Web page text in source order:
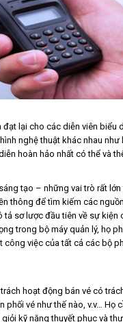
lại cho các diễn viên biểu
nghệ thuật khác nhau như
hoàn hảo nhất có thể và
tạo – những vai trò rất
thông để tìm kiếm các
sơ lược đầu tiên về sự kiện
trong bộ máy quản lý, họ
việc của tất cả các bộ
hoạt động bán vé có
vé như thế nào, v.v… Họ
kỹ năng thuyết phục và